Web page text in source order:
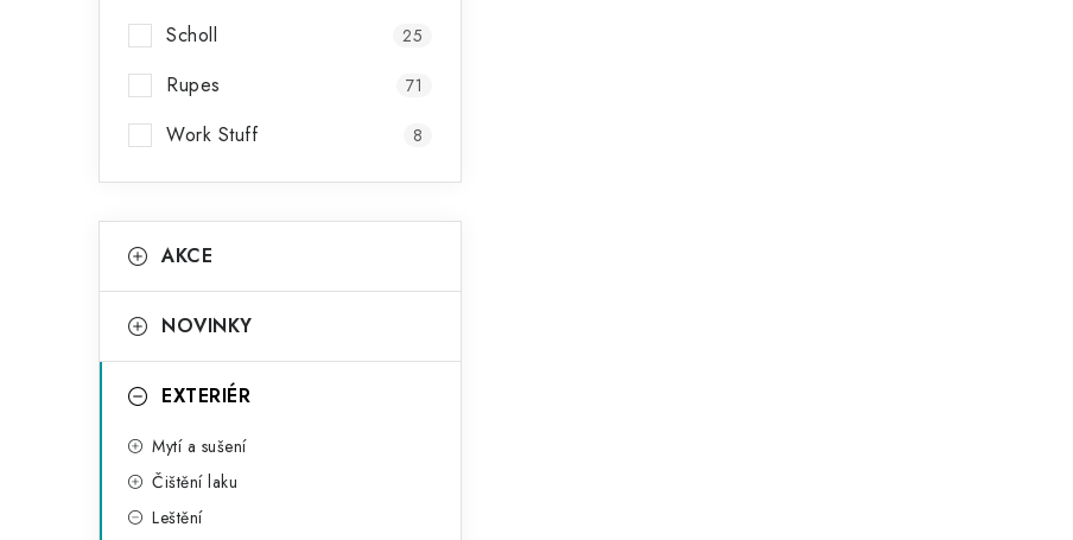
Scholl 25
Rupes 71
Work Stuff 8
kategorie
a
e
AKCE
NOVINKY
EXTERIÉR
Mytí a sušení
Čištění laku
Leštění